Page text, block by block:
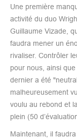
Une première
activité du duo
Guillaume Vizade,
faudra mener un
rivaliser. Contrôler
pour nous, ainsi
dernier a été
malheureusement
voulu au rebond et
plein (50
Maintenant, il